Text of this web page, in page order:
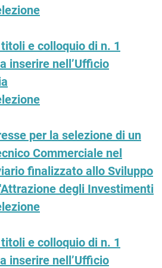
e colloquio di n. 1
inserire nell’Ufficio
per la selezione di un
Commerciale nel
finalizzato allo Sviluppo
degli Investimenti
e colloquio di n. 1
inserire nell’Ufficio